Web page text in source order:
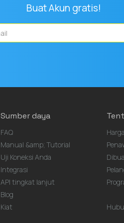
Buat Akun gratis!
Sumber daya
FAQ
Manual &amp; Tutorial
Uji Koneksi Anda
Integrasi
API tingkat lanjut
Blog
Kiat
Harga